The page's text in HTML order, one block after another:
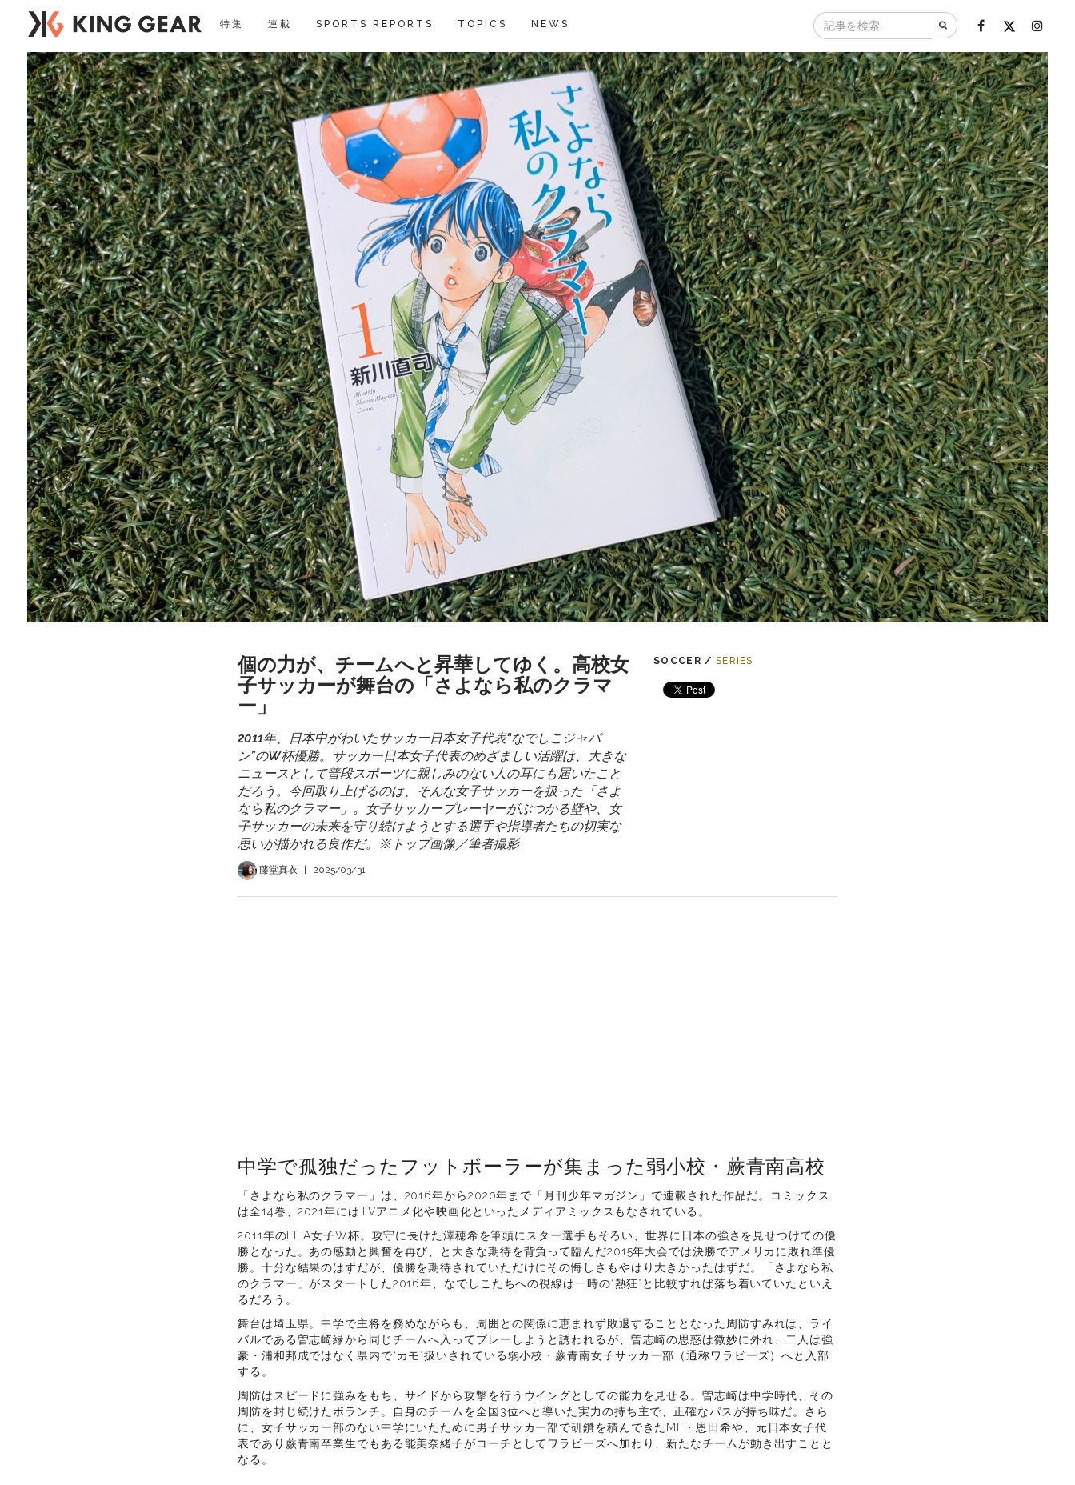
特集 連載 SPORTS REPORTS TOPICS NEWS
個の力が、チームへと昇華してゆく。高校女
子サッカーが舞台の「さよなら私のクラマ
ー」
2011年、日本中がわいたサッカー日本女子代表“なでしこジャパ
ン”のW杯優勝。サッカー日本女子代表のめざましい活躍は、大きな
ニュースとして普段スポーツに親しみのない人の耳にも届いたこと
だろう。今回取り上げるのは、そんな女子サッカーを扱った「さよ
なら私のクラマー」。女子サッカープレーヤーがぶつかる壁や、女
子サッカーの未来を守り続けようとする選手や指導者たちの切実な
思いが描かれる良作だ。※トップ画像／筆者撮影
藤堂真衣 2025/03/31
SOCCER / SERIES
中学で孤独だったフットボーラーが集まった弱小校・蕨青南高校
「さよなら私のクラマー」は、2016年から2020年まで「月刊少年マガジン」で連載された作品だ。コミックス
は全14巻、2021年にはTVアニメ化や映画化といったメディアミックスもなされている。
2011年のFIFA女子W杯。攻守に長けた澤穂希を筆頭にスター選手もそろい、世界に日本の強さを見せつけての優
勝となった。あの感動と興奮を再び、と大きな期待を背負って臨んだ2015年大会では決勝でアメリカに敗れ準優
勝。十分な結果のはずだが、優勝を期待されていただけにその悔しさもやはり大きかったはずだ。「さよなら私
のクラマー」がスタートした2016年、なでしこたちへの視線は一時の“熱狂”と比較すれば落ち着いていたといえ
るだろう。
舞台は埼玉県。中学で主将を務めながらも、周囲との関係に恵まれず敗退することとなった周防すみれは、ライ
バルである曽志崎緑から同じチームへ入ってプレーしようと誘われるが、曽志崎の思惑は微妙に外れ、二人は強
豪・浦和邦成ではなく県内で“カモ”扱いされている弱小校・蕨青南女子サッカー部（通称ワラビーズ）へと入部
する。
周防はスピードに強みをもち、サイドから攻撃を行うウイングとしての能力を見せる。曽志崎は中学時代、その
周防を封じ続けたボランチ。自身のチームを全国3位へと導いた実力の持ち主で、正確なパスが持ち味だ。さら
に、女子サッカー部のない中学にいたために男子サッカー部で研鑽を積んできたMF・恩田希や、元日本女子代
表であり蕨青南卒業生でもある能美奈緒子がコーチとしてワラビーズへ加わり、新たなチームが動き出すことと
なる。